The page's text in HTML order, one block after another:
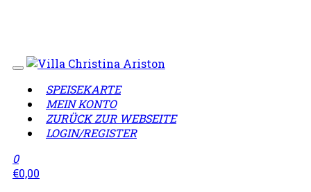
SPEISEKARTE
MEIN KONTO
ZURÜCK ZUR WEBSEITE
LOGIN/REGISTER
0
€0,00